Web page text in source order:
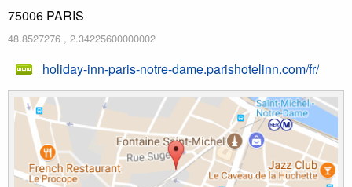
75006 PARIS
48.8527276 , 2.34225600000002
holiday-inn-paris-notre-dame.parishotelinn.com/fr/